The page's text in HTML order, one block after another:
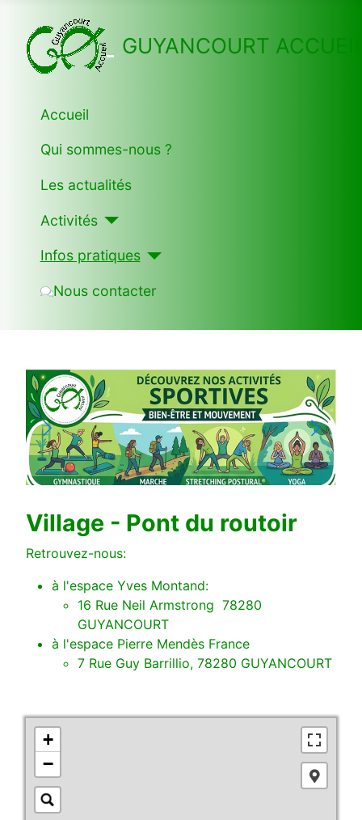
GUYANCOURT
Accueil
Qui sommes-nous ?
Les actualités
Activités
Infos pratiques
Nous contacter
Village - Pont du routoir
Retrouvez-nous:
à l'espace Yves Montand:
16 Rue Neil Armstrong 78280
GUYANCOURT
à l'espace Pierre Mendès France
7 Rue Guy Barrillio, 78280 GUYANCOURT
+
−